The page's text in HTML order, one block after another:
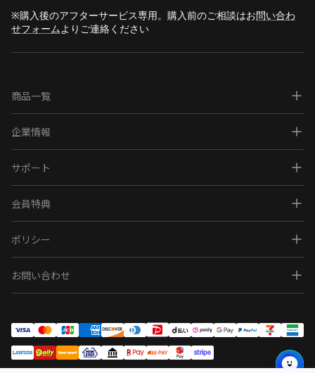
※購入後のアフターサービス専用。購入前のご相談はお問い合わ
せフォーム よりご連絡ください
商品一覧
企業情報
サポート
会員特典
ポリシー
お問い合わせ